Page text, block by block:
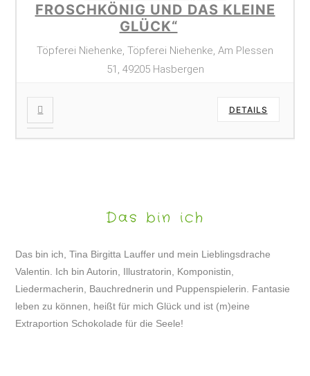
FROSCHKÖNIG UND DAS KLEINE
GLÜCK“
Töpferei Niehenke, Töpferei Niehenke, Am Plessen
51, 49205 Hasbergen
DETAILS
Das bin ich
Das bin ich, Tina Birgitta Lauffer und mein Lieblingsdrache
Valentin. Ich bin Autorin, Illustratorin, Komponistin,
Liedermacherin, Bauchrednerin und Puppenspielerin. Fantasie
leben zu können, heißt für mich Glück und ist (m)eine
Extraportion Schokolade für die Seele!